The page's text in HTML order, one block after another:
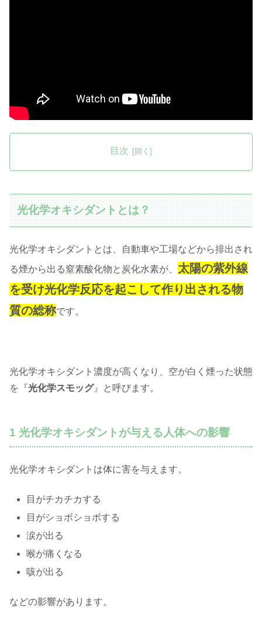
目次
光化学オキシダントとは？
光化学オキシダントとは、自動車や工場などから排出され
る煙から出る窒素酸化物と炭化水素が、 太陽の紫外線
を受け光化学反応を起こして作り出される物
質の総称です。
光化学オキシダント濃度が高くなり、空が白く煙った状態
を『光化学スモッグ』と呼びます。
1 光化学オキシダントが与える人体への影響
光化学オキシダントは体に害を与えます。
目がチカチカする
目がショボショボする
涙が出る
喉が痛くなる
咳が出る
などの影響があります。